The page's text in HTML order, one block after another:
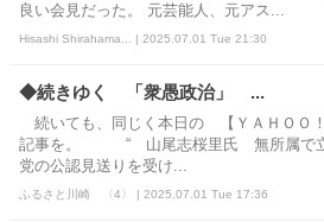
良い会見だった。 元芸能人、元アス...
Hisashi Shirahama... | 2025.07.01 Tue 21:30
◆続きゆく 「衆愚政治」 ...
続いても、同じく本日の 【ＹＡＨＯＯ
記事を。 “ 山尾志桜里氏 無所属
党の公認見送りを受け...
ふるさと川崎 〈4〉 | 2025.07.01 Tue 17:36